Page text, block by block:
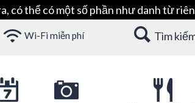
có thể có một số phần như danh từ
Wi-Fi miễn phí Tìm